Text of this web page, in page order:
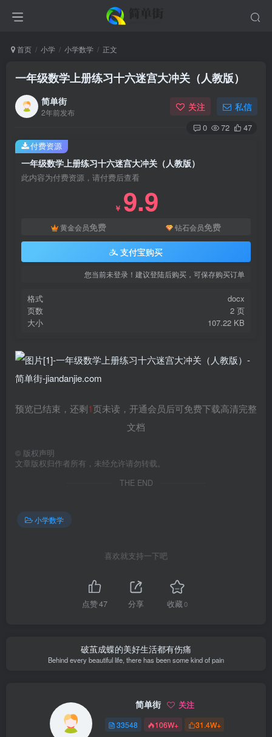
首页 小学 小学数学 正文
一年级数学上册练习十六迷宫大冲关（人教版）
简单街
2年前发布 关注 私信
0 72 47
一年级数学上册练习十六迷宫大冲关（人教版）
此内容为付费资源，请付费后查看
￥ 9.9
黄金会员免费 钻石会员免费
支付宝购买
您当前未登录！建议登陆后购买，可保存购买订单
格式
docx
页数
2 页
大小
107.22 KB
付费资源
预览已结束，还剩1页未读，开通会员后可免费下载高清完整
文档
© 版权声明
文章版权归作者所有，未经允许请勿转载。
THE END
小学数学
喜欢就支持一下吧
点赞47 分享 收藏0
破茧成蝶的美好生活都有伤痛
Behind every beautiful life, there has been some kind of pain
简单街 关注
33548 106W+ 31.4W+